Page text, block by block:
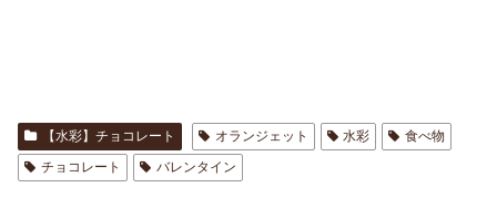
【水彩】チョコレート オランジェット 水彩
食べ物
チョコレート
バレンタイン